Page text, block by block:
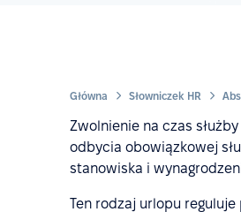
Główna Słowniczek HR
Zwolnienie na czas
odbycia obowiązkowej
stanowiska i
Ten rodzaj urlopu